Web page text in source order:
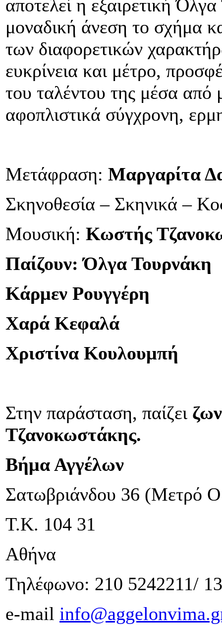
αποτελεί η εξαιρετική
μοναδική άνεση το σχήμα
των διαφορετικών
ευκρίνεια και μέτρο,
του ταλέντου της μέσα από
αφοπλιστικά σύγχρονη,
Μετάφραση: Μαργαρίτα
Σκηνοθεσία – Σκηνικά –
Μουσική: Κωστής
Παίζουν: Όλγα Τουρνάκη
Κάρμεν Ρουγγέρη
Χαρά Κεφαλά
Χριστίνα Κουλουμπή
Στην παράσταση, παίζει
Τζανοκωστάκης.
Βήμα Αγγέλων
Σατωβριάνδου 36 (Μετρό
Τ.Κ. 104 31
Αθήνα
Τηλέφωνο: 210 5242211/
e-mail